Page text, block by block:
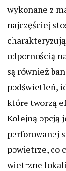
wykonane z
najczęściej
odpornością
są również
podświetleń,
które tworzą
Kolejną opcją
perforowanej
powietrze, co
wietrzne